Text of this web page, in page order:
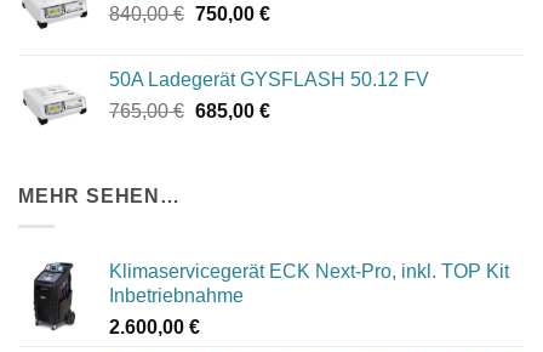
840,00€ Ursprünglicher
840,00 €
750,00 €Aktueller
750,00 €.
50A Ladegerät GYSFLASH 50.12 FV
765,00€ Ursprünglicher
685,00 €Aktueller
MEHR SEHEN…
Klimaservicegerät ECK Next-Pro, inkl. TOP Kit
Inbetriebnahme
2.600,00 €